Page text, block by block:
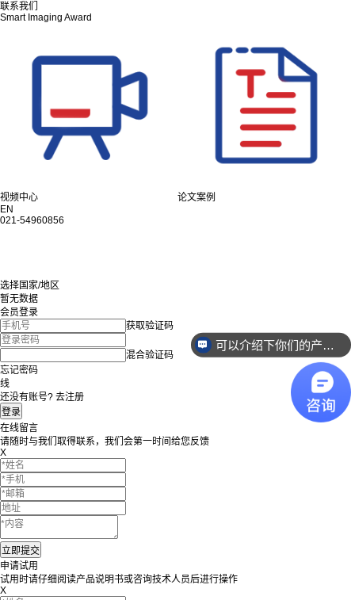
联系我们
Smart Imaging Award
视频中心
论文案例
EN
021-54960856
选择国家/地区
暂无数据
会员登录
获取验证码
混合验证码
忘记密码
线
还没有账号? 去注册
在线留言
请随时与我们取得联系，我们会第一时间给您反馈
X
申请试用
试用时请仔细阅读产品说明书或咨询技术人员后进行操作
X